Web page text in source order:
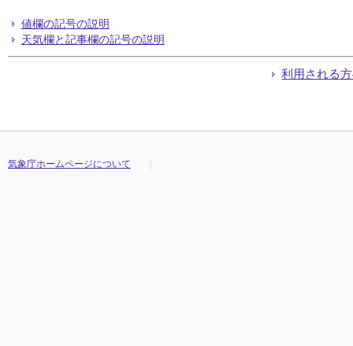
値欄の記号の説明
天気欄と記事欄の記号の説明
利用される
気象庁ホームページについて